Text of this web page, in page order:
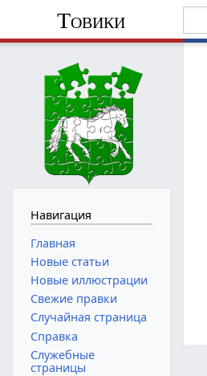
Товики
Навигация
Главная
Новые статьи
Новые иллюстрации
Свежие правки
Случайная страница
Справка
Служебные
страницы